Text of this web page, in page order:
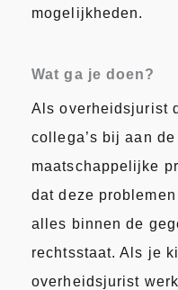
mogelijkheden.
Wat ga je doen?
Als overheidsjurist
collega’s bij aan
maatschappelijke
dat deze
alles binnen de
rechtsstaat. Als je
overheidsjurist